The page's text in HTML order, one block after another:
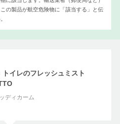
この製品が航空危険物に「該当する」と伝
トイレのフレッシュミスト
ディカーム